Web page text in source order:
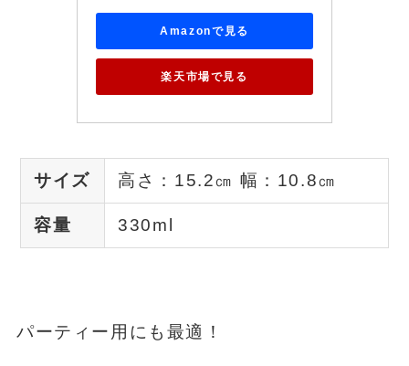
Amazonで見る
楽天市場で見る
サイズ 高さ：15.2㎝ 幅：10.8㎝
容量 330ml
パーティー用にも最適！